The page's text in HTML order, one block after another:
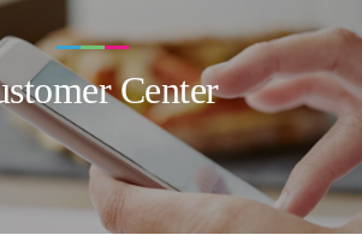
Center